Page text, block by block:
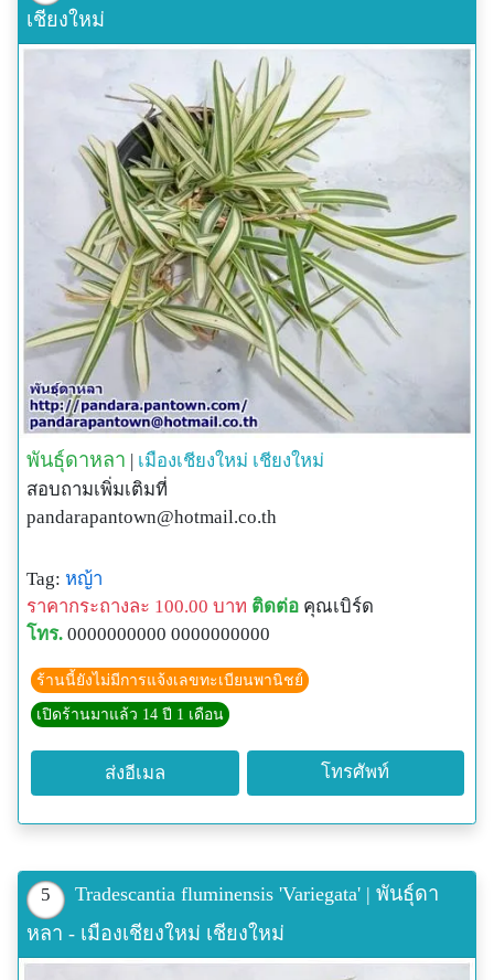
เชียงใหม่
พันธุ์ดาหลา | เมืองเชียงใหม่ เชียงใหม่
สอบถามเพิ่มเติมที่
pandarapantown@hotmail.co.th
Tag: หญ้า
ราคากระถางละ 100.00 บาท ติดต่อ คุณเบิร์ด
โทร. 0000000000 0000000000
ร้านนี้ยังไม่มีการแจ้งเลขทะเบียนพานิชย์
เปิดร้านมาแล้ว 14 ปี 1 เดือน
ส่งอีเมล โทรศัพท์
5
Tradescantia fluminensis 'Variegata' | พันธุ์ดา
หลา - เมืองเชียงใหม่ เชียงใหม่